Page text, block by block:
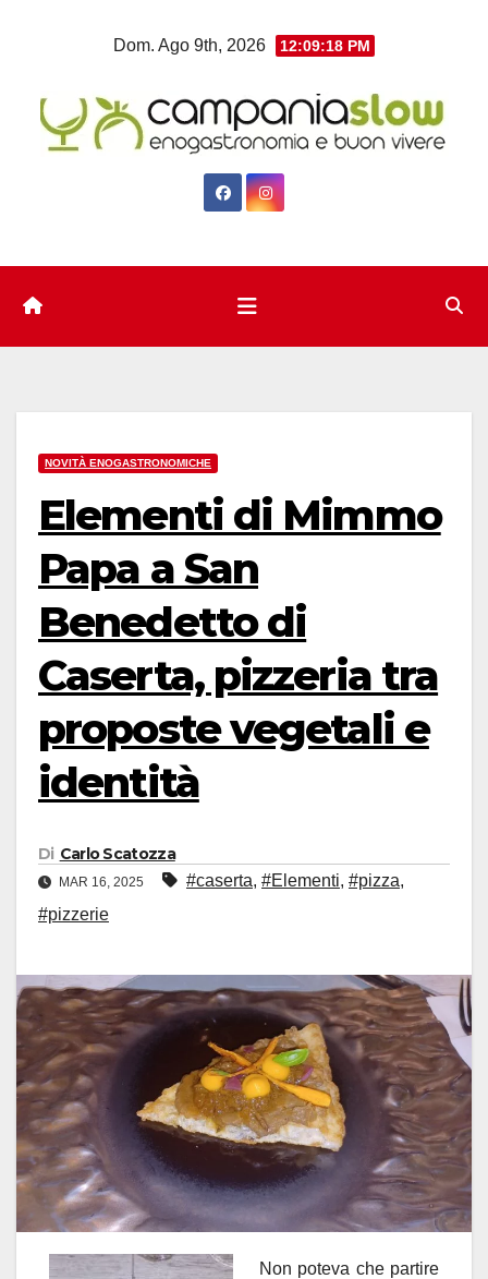
Dom. Ago 9th, 2026 12:09:19 PM
NOVITÀ ENOGASTRONOMICHE
Elementi di Mimmo
Papa a San
Benedetto di
Caserta, pizzeria tra
proposte vegetali e
identità
Di Carlo Scatozza
MAR 16, 2025 #caserta, #Elementi, #pizza,
#pizzerie
Non poteva che partire